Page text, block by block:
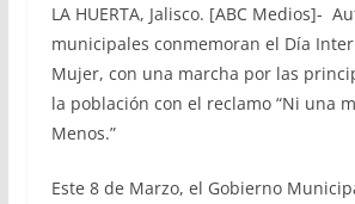
LA HUERTA, Jalisco. [ABC Medios]-
municipales conmemoran el Día
Mujer, con una marcha por las
la población con el reclamo “Ni una
Menos.”
Este 8 de Marzo, el Gobierno